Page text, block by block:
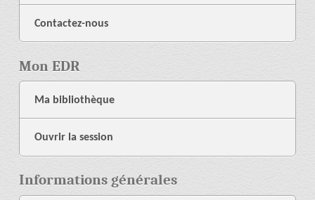
Contactez-nous
Mon EDR
Ma bibliothèque
Ouvrir la session
Informations générales